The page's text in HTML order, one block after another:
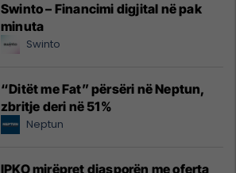
Swinto – Financimi digjital në pak
minuta
Swinto
“Ditët me Fat” përsëri në Neptun,
zbritje deri në 51%
Neptun
IPKO mirëpret diasporën me oferta